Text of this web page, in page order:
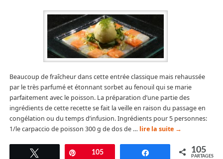
Beaucoup de fraîcheur dans cette entrée classique mais rehaussée
par le très parfumé et étonnant sorbet au fenouil qui se marie
parfaitement avec le poisson. La préparation d’une partie des
ingrédients de cette recette se fait la veille en raison du passage en
congélation ou du temps d’infusion. Ingrédients pour 5 personnes:
1/le carpaccio de poisson 300 g de dos de … lire la suite →
Tweetez Épingle
105 Partagez 105
PARTAGES